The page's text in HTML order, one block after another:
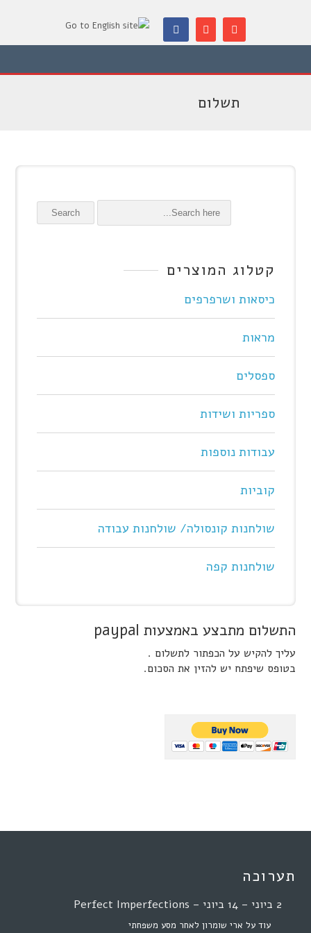
תשלום
Search
קטלוג המוצרים
כיסאות ושרפרפים
מראות
ספסלים
ספריות ושידות
עבודות נוספות
קוביות
שולחנות קונסולה/ שולחנות עבודה
שולחנות קפה
התשלום מתבצע באמצעות paypal
עליך להקיש על הכפתור לתשלום .
בטופס שיפתח יש להזין את הסכום.
תערוכה
2 ביוני – 14 ביוני – Perfect Imperfections
עוד על ארי שומרון לאחר מסע משפחתי